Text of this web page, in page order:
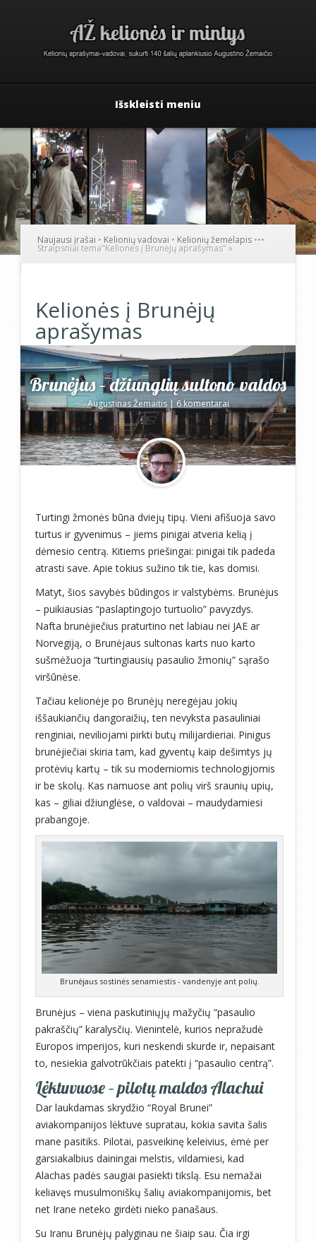
Išskleisti meniu
Naujausi įrašai • Kelionių vadovai • Kelionių žemėlapis •••
Straipsniai tema"Kelionės į Brunėjų aprašymas" »
Kelionės į Brunėjų
aprašymas
Brunėjus – džiunglių sultono valdos
Augustinas Žemaitis| 6 komentarai
Turtingi žmonės būna dviejų tipų. Vieni afišuoja savo
turtus ir gyvenimus – jiems pinigai atveria kelią į
dėmesio centrą. Kitiems priešingai: pinigai tik padeda
atrasti save. Apie tokius sužino tik tie, kas domisi.
Matyt, šios savybės būdingos ir valstybėms. Brunėjus
– puikiausias “paslaptingojo turtuolio” pavyzdys.
Nafta brunėjiečius praturtino net labiau nei JAE ar
Norvegiją, o Brunėjaus sultonas karts nuo karto
sušmėžuoja “turtingiausių pasaulio žmonių” sąrašo
viršūnėse.
Tačiau kelionėje po Brunėjų neregėjau jokių
iššaukiančių dangoraižių, ten nevyksta pasauliniai
renginiai, neviliojami pirkti butų milijardieriai. Pinigus
brunėjiečiai skiria tam, kad gyventų kaip dešimtys jų
protėvių kartų – tik su moderniomis technologijomis
ir be skolų. Kas namuose ant polių virš sraunių upių,
kas – giliai džiunglėse, o valdovai – maudydamiesi
prabangoje.
Brunėjaus sostinės senamiestis - vandenyje ant polių.
Brunėjus – viena paskutiniųjų mažyčių “pasaulio
pakraščių” karalysčių. Vienintelė, kurios nepražudė
Europos imperijos, kuri neskendi skurde ir, nepaisant
to, nesiekia galvotrūkčiais patekti į “pasaulio centrą”.
Lėktuvuose – pilotų maldos Alachui
Dar laukdamas skrydžio “Royal Brunei”
aviakompanijos lėktuve supratau, kokia savita šalis
mane pasitiks. Pilotai, pasveikinę keleivius, ėmė per
garsiakalbius dainingai melstis, vildamiesi, kad
Alachas padės saugiai pasiekti tikslą. Esu nemažai
keliavęs musulmoniškų šalių aviakompanijomis, bet
net Irane neteko girdėti nieko panašaus.
Su Iranu Brunėjų palyginau ne šiaip sau. Čia irgi